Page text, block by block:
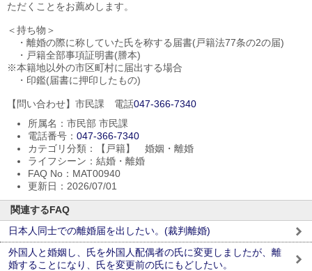
ただくことをお薦めします。
＜持ち物＞
・離婚の際に称していた氏を称する届書(戸籍法77条の2の届)
・戸籍全部事項証明書(謄本)
※本籍地以外の市区町村に届出する場合
・印鑑(届書に押印したもの)
【問い合わせ】市民課 電話047-366-7340
所属名：市民部 市民課
電話番号： 047-366-7340
カテゴリ分類：【戸籍】 婚姻・離婚
ライフシーン：結婚・離婚
FAQ No：MAT00940
更新日：2026/07/01
関連するFAQ
日本人同士での離婚届を出したい。(裁判離婚)
外国人と婚姻し、氏を外国人配偶者の氏に変更しましたが、離
婚することになり、氏を変更前の氏にもどしたい。